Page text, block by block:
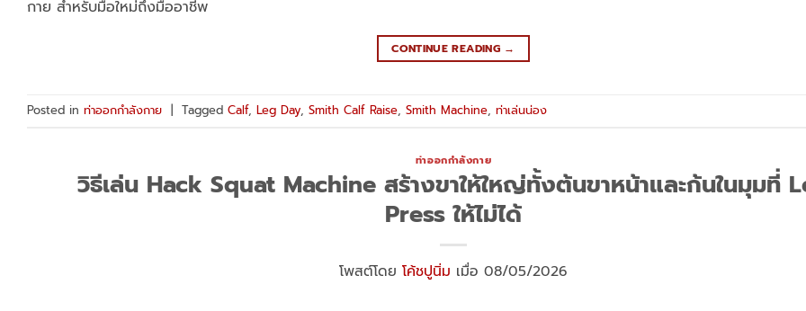
กาย สำหรับมือใหม่ถึงมืออาชีพ
CONTINUE READING →
Posted in ท่าออกกำลังกาย | Tagged Calf, Leg Day, Smith Calf Raise, Smith Machine, ท่าเล่นน่อง
ท่าออกกำลังกาย
วิธีเล่น Hack Squat Machine สร้างขาให้ใหญ่ทั้งต้นขาหน้าและก้นในมุมที่
Press ให้ไม่ได้
โพสต์โดย โค้ชปูนิ่ม เมื่อ 08/05/2026